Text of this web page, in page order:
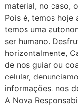
material, no caso,
Pois é, temos hoje
temos uma
ser humano.
horizontalmente,
de nos guiar ou
celular,
informações, nos
A Nova